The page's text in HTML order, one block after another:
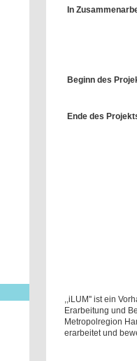
In
Beginn des
Ende des
,,iLUM'' ist ein
Erarbeitung und
Metropolregion
erarbeitet und